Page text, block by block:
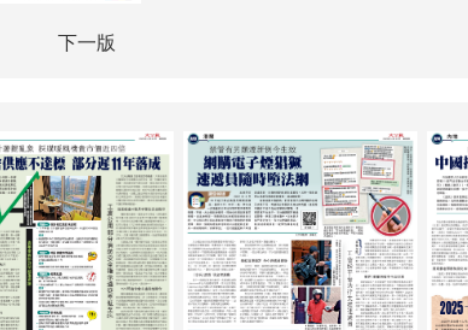
下一版
A18：經濟
A19：體育
A20：體育
A21：國際